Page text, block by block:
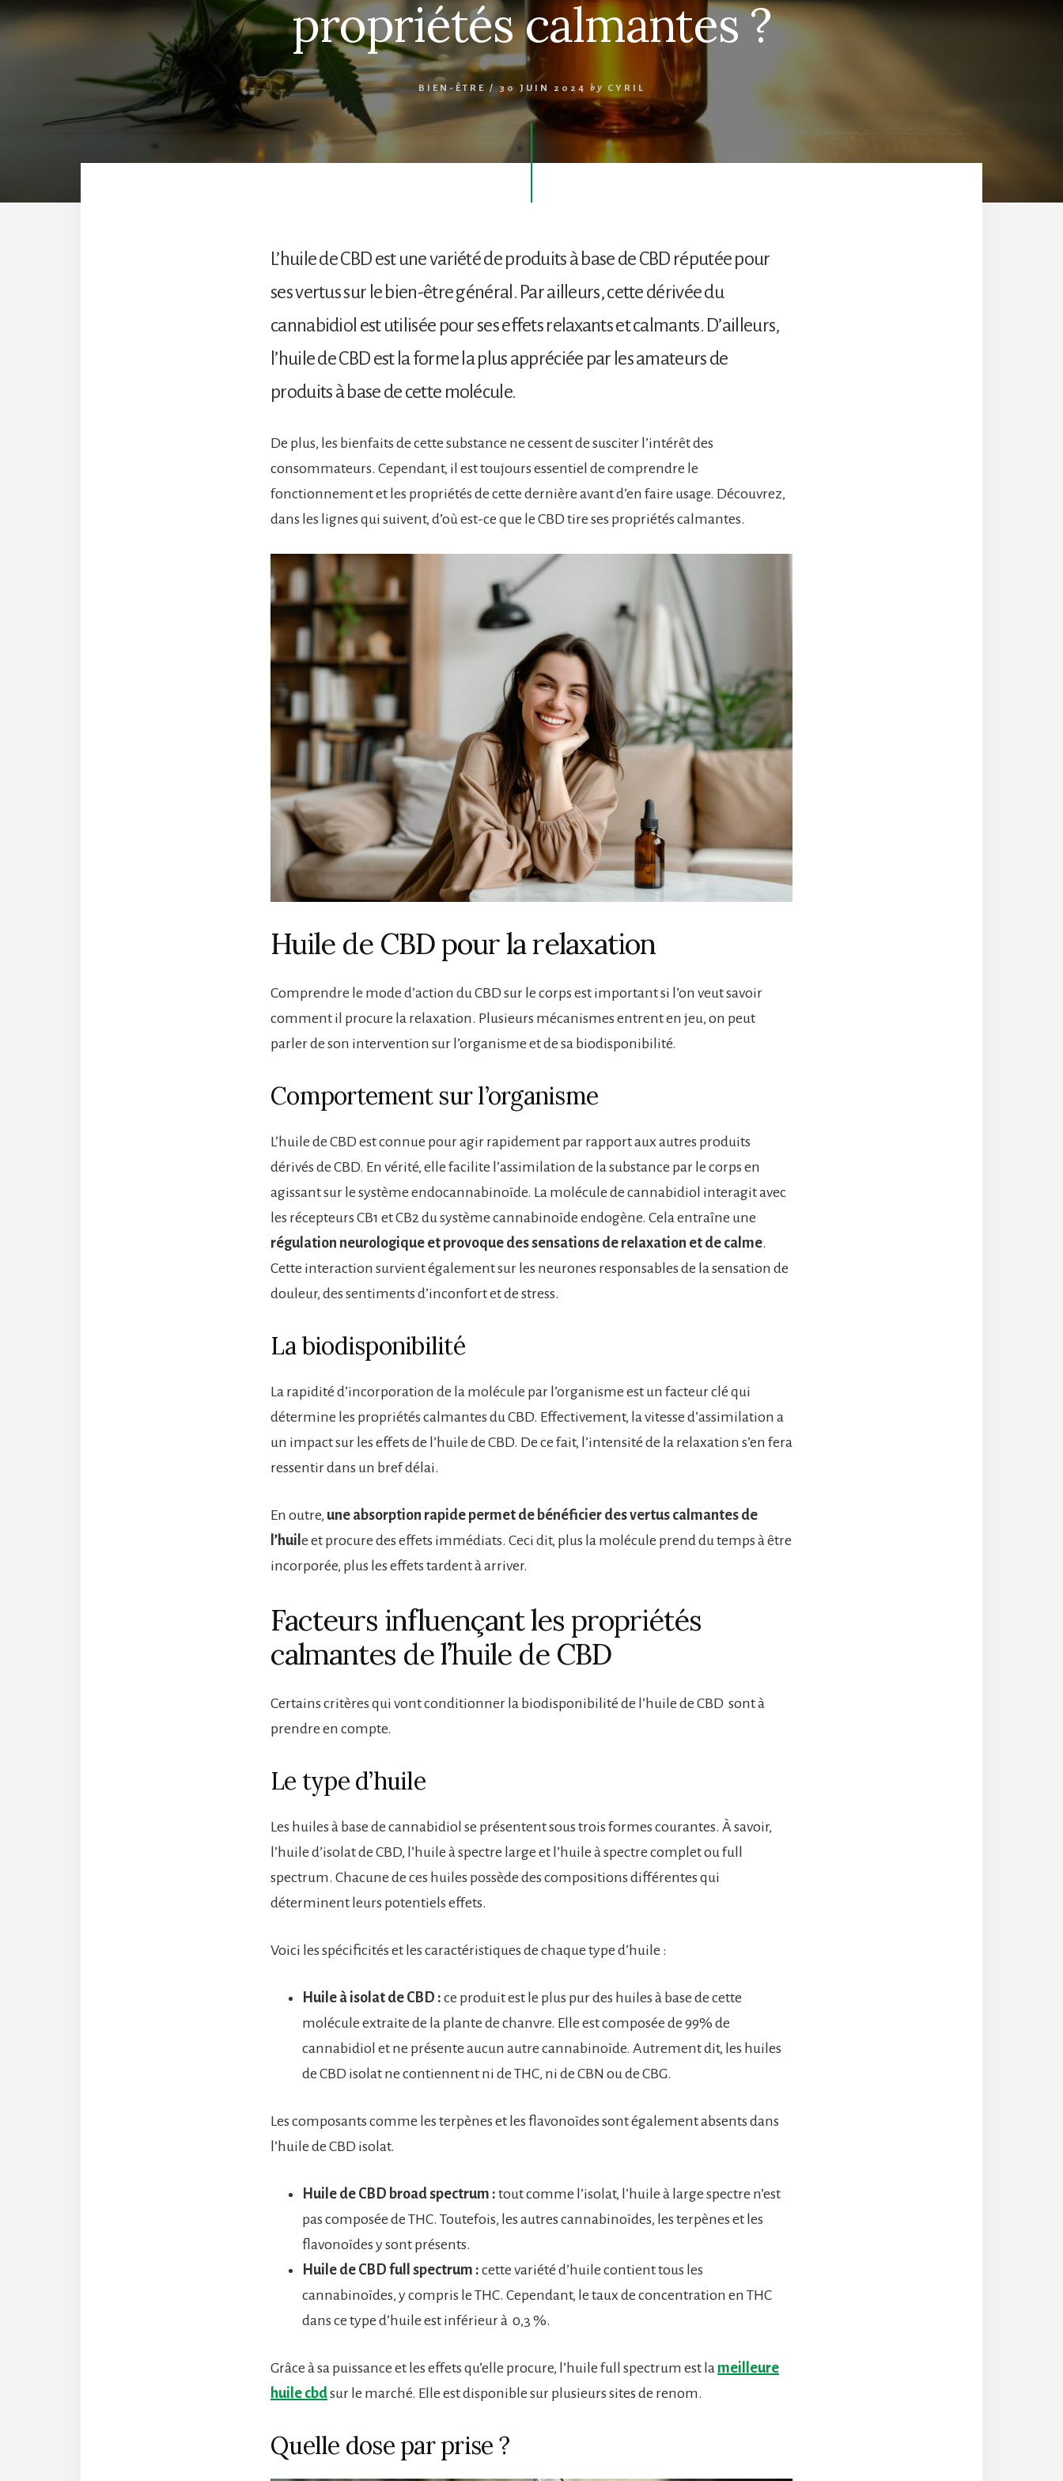
propriétés calmantes ?
BIEN-ÊTRE / 30 JUIN 2024 by CYRIL
L’huile de CBD est une variété de produits à base de CBD réputée pour
ses vertus sur le bien-être général. Par ailleurs, cette dérivée du
cannabidiol est utilisée pour ses effets relaxants et calmants. D’ailleurs,
l’huile de CBD est la forme la plus appréciée par les amateurs de
produits à base de cette molécule.
De plus, les bienfaits de cette substance ne cessent de susciter l’intérêt des
consommateurs. Cependant, il est toujours essentiel de comprendre le
fonctionnement et les propriétés de cette dernière avant d’en faire usage. Découvrez,
dans les lignes qui suivent, d’où est-ce que le CBD tire ses propriétés calmantes.
Huile de CBD pour la relaxation
Comprendre le mode d’action du CBD sur le corps est important si l’on veut savoir
comment il procure la relaxation. Plusieurs mécanismes entrent en jeu, on peut
parler de son intervention sur l’organisme et de sa biodisponibilité.
Comportement sur l’organisme
L’huile de CBD est connue pour agir rapidement par rapport aux autres produits
dérivés de CBD. En vérité, elle facilite l’assimilation de la substance par le corps en
agissant sur le système endocannabinoïde. La molécule de cannabidiol interagit avec
les récepteurs CB1 et CB2 du système cannabinoïde endogène. Cela entraîne une
régulation neurologique et provoque des sensations de relaxation et de calme.
Cette interaction survient également sur les neurones responsables de la sensation de
douleur, des sentiments d’inconfort et de stress.
La biodisponibilité
La rapidité d’incorporation de la molécule par l’organisme est un facteur clé qui
détermine les propriétés calmantes du CBD. Effectivement, la vitesse d’assimilation a
un impact sur les effets de l’huile de CBD. De ce fait, l’intensité de la relaxation s’en fera
ressentir dans un bref délai.
En outre, une absorption rapide permet de bénéficier des vertus calmantes de
l’huil e et procure des effets immédiats. Ceci dit, plus la molécule prend du temps à être
incorporée, plus les effets tardent à arriver.
Facteurs influençant les propriétés
calmantes de l’huile de CBD
Certains critères qui vont conditionner la biodisponibilité de l’huile de CBD sont à
prendre en compte.
Le type d’huile
Les huiles à base de cannabidiol se présentent sous trois formes courantes. À savoir,
l’huile d’isolat de CBD, l’huile à spectre large et l’huile à spectre complet ou full
spectrum. Chacune de ces huiles possède des compositions différentes qui
déterminent leurs potentiels effets.
Voici les spécificités et les caractéristiques de chaque type d’huile :
Huile à isolat de CBD : ce produit est le plus pur des huiles à base de cette
molécule extraite de la plante de chanvre. Elle est composée de 99% de
cannabidiol et ne présente aucun autre cannabinoïde. Autrement dit, les huiles
de CBD isolat ne contiennent ni de THC, ni de CBN ou de CBG.
Les composants comme les terpènes et les flavonoïdes sont également absents dans
l’huile de CBD isolat.
Huile de CBD broad spectrum : tout comme l’isolat, l’huile à large spectre n’est
pas composée de THC. Toutefois, les autres cannabinoïdes, les terpènes et les
flavonoïdes y sont présents.
Huile de CBD full spectrum : cette variété d’huile contient tous les
cannabinoïdes, y compris le THC. Cependant, le taux de concentration en THC
dans ce type d’huile est inférieur à 0,3 %.
Grâce à sa puissance et les effets qu’elle procure, l’huile full spectrum est la meilleure
huile cbdsur le marché. Elle est disponible sur plusieurs sites de renom.
Quelle dose par prise ?